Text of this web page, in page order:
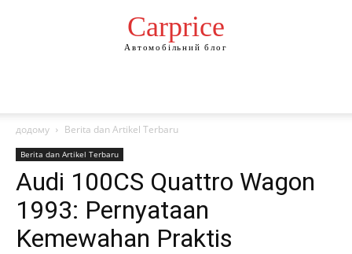
Сarprice
Автомобільний блог
додому Berita dan Artikel Terbaru
Berita dan Artikel Terbaru
Audi 100CS Quattro Wagon
1993: Pernyataan
Kemewahan Praktis